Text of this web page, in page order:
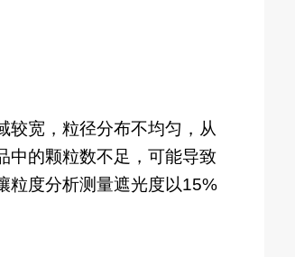
较宽，粒径分布不均匀，从
中的颗粒数不足，可能导致
粒度分析测量遮光度以15%